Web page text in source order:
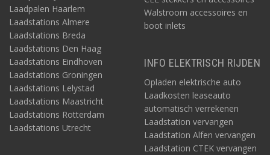
Laadpalen Haarlem
Laadstations Almere
Laadstations Breda
Laadstations Den Haag
Laadstations Eindhoven
Laadstations Groningen
Laadstations Lelystad
Laadstations Maastricht
Laadstations Rotterdam
Laadstations Utrecht
Walstroom accessoires en
boot inlets
INFO ELEKTRISCH RIJDEN
Opladen elektrische auto
Laadkosten leaseauto
automatisch verrekenen
Laadstation vervangen
Laadstation Alfen vervangen
Laadstation CTEK vervangen